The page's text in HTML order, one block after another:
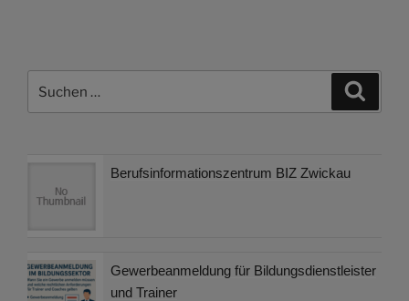
nach:
Berufsinformationszentrum BIZ Zwickau
Gewerbeanmeldung für Bildungsdienstleister
und Trainer